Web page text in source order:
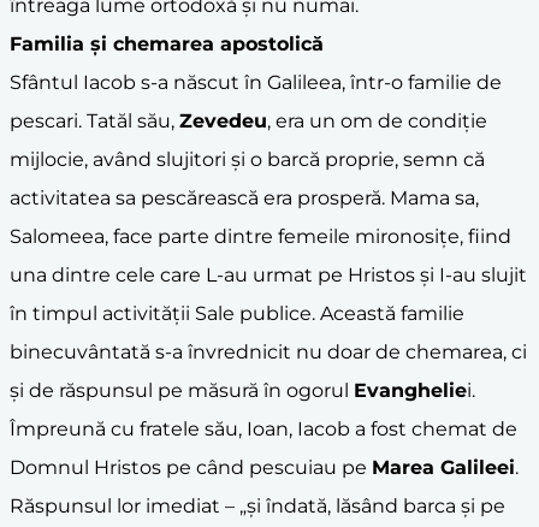
întreaga lume ortodoxă și nu numai.
Familia și chemarea apostolică
Sfântul Iacob s-a născut în Galileea, într-o familie de
pescari. Tatăl său, Zevedeu, era un om de condiție
mijlocie, având slujitori și o barcă proprie, semn că
activitatea sa pescărească era prosperă. Mama sa,
Salomeea, face parte dintre femeile mironosițe, fiind
una dintre cele care L-au urmat pe Hristos și I-au slujit
în timpul activității Sale publice. Această familie
binecuvântată s-a învrednicit nu doar de chemarea, ci
și de răspunsul pe măsură în ogorul Evangheliei.
Împreună cu fratele său, Ioan, Iacob a fost chemat de
Domnul Hristos pe când pescuiau pe Marea Galileei.
Răspunsul lor imediat – „și îndată, lăsând barca și pe